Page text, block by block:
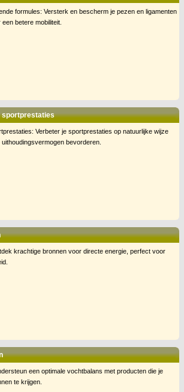
formules: Versterk en bescherm je pezen en ligamenten
betere mobiliteit.
sportprestaties
Verbeter je sportprestaties op natuurlijke wijze
bevorderen.
krachtige bronnen voor directe energie, perfect voor
een optimale vochtbalans met producten die je
te krijgen.